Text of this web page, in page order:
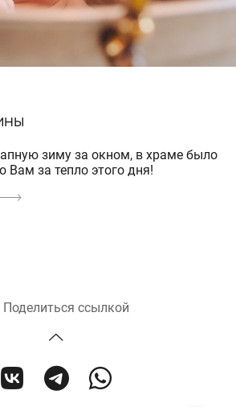
зиму за окном, в храме было
Вам за тепло этого дня!
Поделиться ссылкой